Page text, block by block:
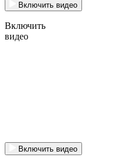
Включить видео
Включить
видео
Включить видео